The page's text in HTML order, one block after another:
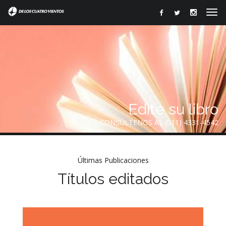
Edite su libro
CONSÚLTENOS AL (011) 4331-4542
Últimas Publicaciones
Títulos editados